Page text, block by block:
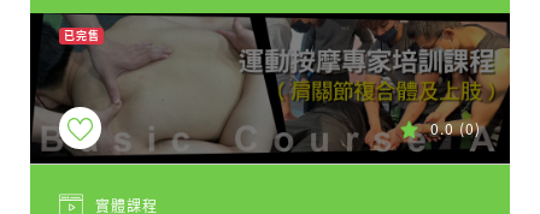
已完售
0.0 (0)
實體課程